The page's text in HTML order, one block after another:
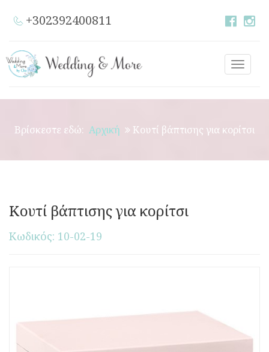
+302392400811
Toggle
Βρίσκεστε εδώ: Αρχική Κουτί βάπτισης για κορίτσι
Κουτί βάπτισης για κορίτσι
Κωδικός: 10-02-19